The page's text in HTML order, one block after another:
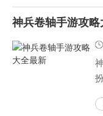
神兵卷轴手游攻